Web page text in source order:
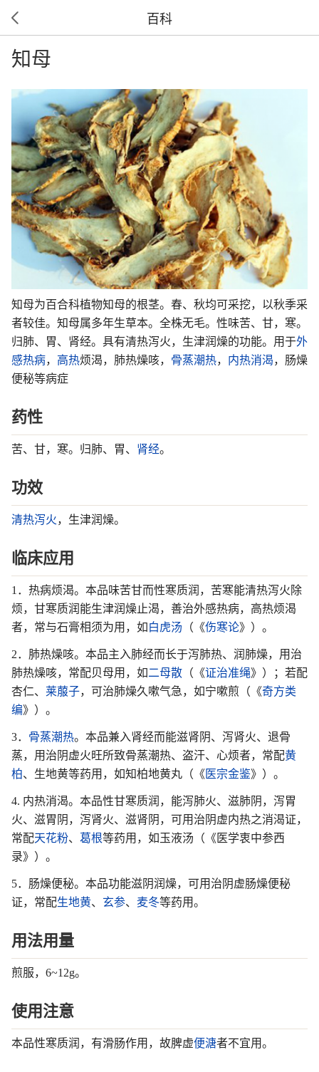
百科
知母
知母为百合科植物知母的根茎。春、秋均可采挖，以秋季采
者较佳。知母属多年生草本。全株无毛。性味苦、甘，寒。
归肺、胃、肾经。具有清热泻火，生津润燥的功能。用于外
感热病， 高热烦渴，肺热燥咳， 骨蒸潮热， 内热消渴，肠燥
便秘等病症
药性
苦、甘，寒。归肺、胃、 肾经。
功效
清热泻火，生津润燥。
临床应用
1．热病烦渴。本品味苦甘而性寒质润，苦寒能清热泻火除
烦，甘寒质润能生津润燥止渴，善治外感热病，高热烦渴
者，常与石膏相须为用，如 白虎汤 （《伤寒论》）。
2．肺热燥咳。本品主入肺经而长于泻肺热、润肺燥，用治
肺热燥咳，常配贝母用，如二母散 （《证治准绳》）；若配
杏仁、 莱菔子，可治肺燥久嗽气急，如宁嗽煎（《奇方类
编》）。
3． 骨蒸潮热。本品兼入肾经而能滋肾阴、泻肾火、退骨
蒸，用治阴虚火旺所致骨蒸潮热、盗汗、心烦者，常配黄
柏、生地黄等药用，如知柏地黄丸（《 医宗金鉴》）。
4. 内热消渴。本品性甘寒质润，能泻肺火、滋肺阴，泻胃
火、滋胃阴，泻肾火、滋肾阴，可用治阴虚内热之消渴证，
常配天花粉、 葛根等药用，如玉液汤（《医学衷中参西
录》）。
5．肠燥便秘。本品功能滋阴润燥，可用治阴虚肠燥便秘
证，常配生地黄、 玄参、 麦冬等药用。
用法用量
煎服，6~12g。
使用注意
本品性寒质润，有滑肠作用，故脾虚便溏者不宜用。